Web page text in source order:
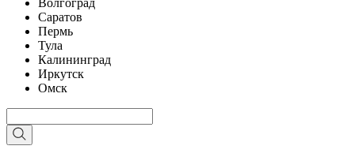
Волгоград
Саратов
Пермь
Тула
Калининград
Иркутск
Омск